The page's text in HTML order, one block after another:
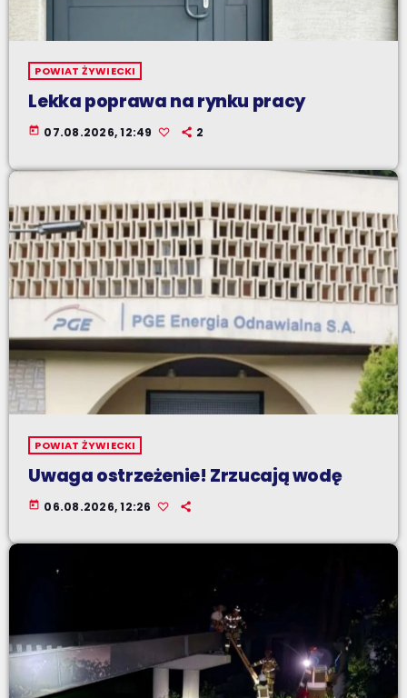
POWIAT ŻYWIECKI
Lekka poprawa na rynku pracy
today 07.08.2026, 12:49 2
POWIAT ŻYWIECKI
Uwaga ostrzeżenie! Zrzucają wodę
today 06.08.2026, 12:26